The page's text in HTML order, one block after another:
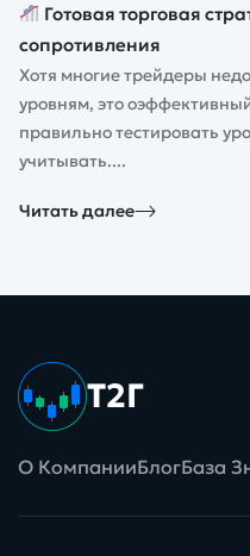
Готовая торговая
сопротивления
Хотя многие трейдеры
уровням, это
правильно тестировать
учитывать....
Читать далее
Т2Г
О КомпанииБлогБаза